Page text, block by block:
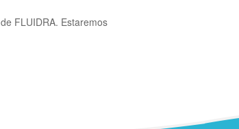
FLUIDRA. Estaremos